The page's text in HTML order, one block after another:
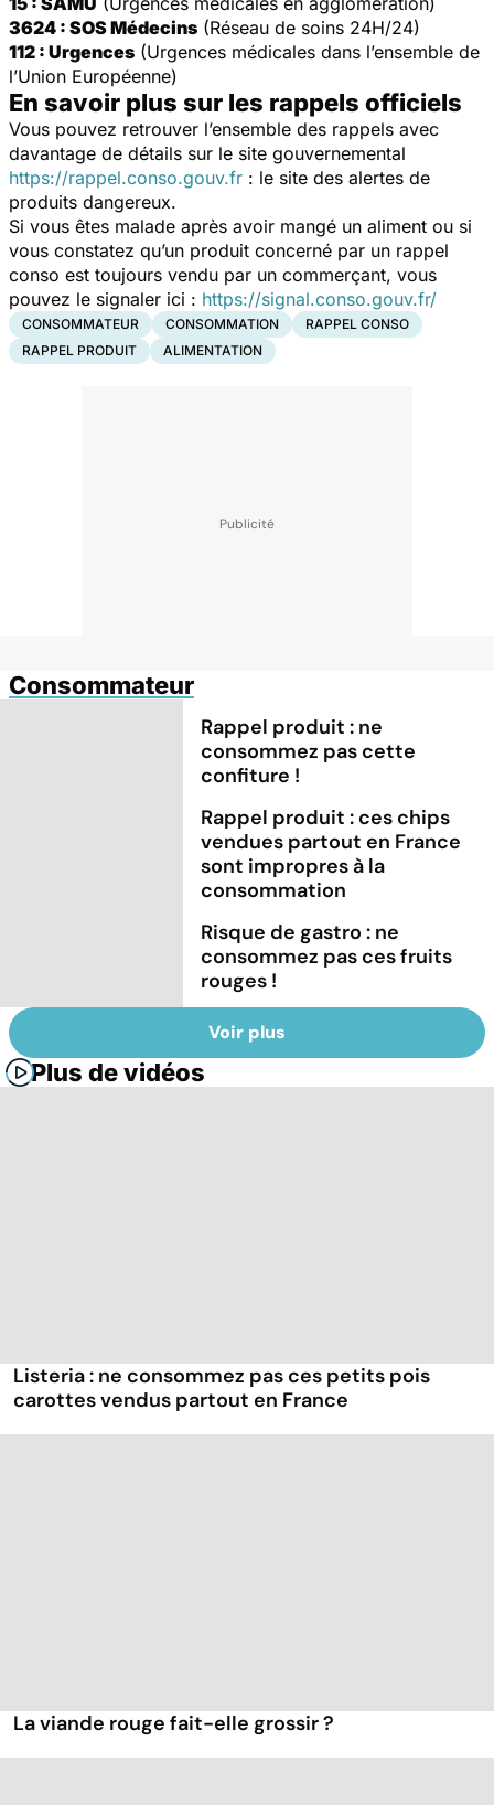
3624 : SOS Médecins (Réseau de soins 24H/24)
112 : Urgences (Urgences médicales dans l’ensemble de
l’Union Européenne)
En savoir plus sur les rappels officiels
Vous pouvez retrouver l’ensemble des rappels avec
davantage de détails sur le site gouvernemental
https://rappel.conso.gouv.fr : le site des alertes de
produits dangereux.
Si vous êtes malade après avoir mangé un aliment ou si
vous constatez qu’un produit concerné par un rappel
conso est toujours vendu par un commerçant, vous
pouvez le signaler ici : https://signal.conso.gouv.fr/
CONSOMMATEUR CONSOMMATION
RAPPEL CONSO
RAPPEL PRODUIT
ALIMENTATION
Consommateur
Rappel produit : ne
consommez pas cette
confiture !
Rappel produit : ces chips
vendues partout en France
sont impropres à la
consommation
Risque de gastro : ne
consommez pas ces fruits
rouges !
Voir plus
Plus de vidéos
Listeria : ne consommez pas ces petits pois
carottes vendus partout en France
La viande rouge fait-elle grossir ?